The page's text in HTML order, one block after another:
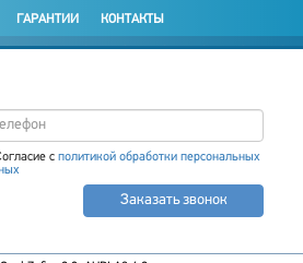
ГАРАНТИИ КОНТАКТЫ
с политикой обработки персональных
Заказать звонок